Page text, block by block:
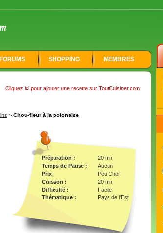
FORUMS SHOPPING MEMBRES
Cliquez ici pour ajouter une recette sur ToutCuisiner.com
> Chou-fleur à la polonaise
Préparation :
20 mn
Temps de Pause :
Aucun
Prix :
Peu Cher
Cuisson :
20 mn
Difficulté :
Facile
Thématique :
Pays de l'Est